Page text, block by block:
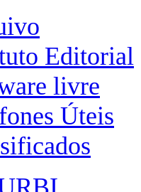
Editorial
livre
Úteis